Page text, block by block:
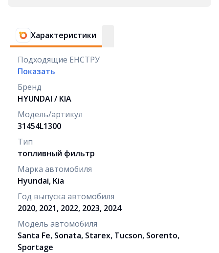
Характеристики
Подходящие ЕНСТРУ
Показать
Бренд
HYUNDAI / KIA
Модель/артикул
31454L1300
Тип
топливный фильтр
Марка автомобиля
Hyundai, Kia
Год выпуска автомобиля
2020, 2021, 2022, 2023, 2024
Модель автомобиля
Santa Fe, Sonata, Starex, Tucson, Sorento,
Sportage